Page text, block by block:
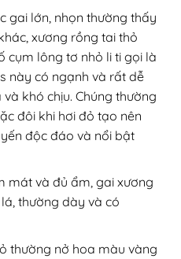
gai lớn, nhọn thường thấy
xương rồng tai thỏ
cụm lông tơ nhỏ li ti gọi là
này có ngạnh và rất dễ
khó chịu. Chúng thường
đôi khi hơi đỏ tạo nên
độc đáo và nổi bật
mát và đủ ẩm, gai xương
thường dày và có
thường nở hoa màu vàng